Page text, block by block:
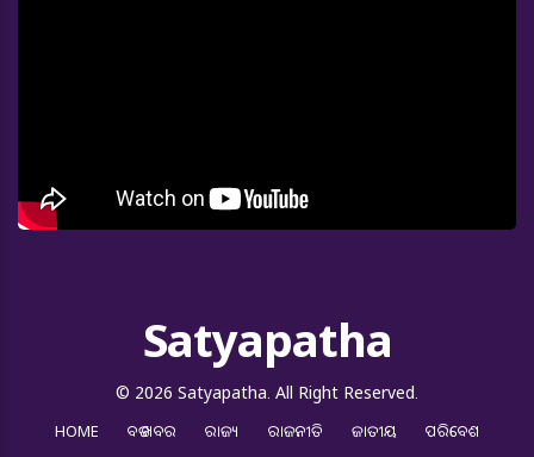
Satyapatha
© 2026 Satyapatha. All Right Reserved.
HOME ବଡ ଖବର ରାଜ୍ୟ ରାଜନୀତି ଜାତୀୟ
ପରିବେଶ